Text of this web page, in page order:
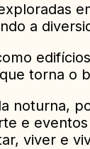
a
torna o
noturna,
e
viver e